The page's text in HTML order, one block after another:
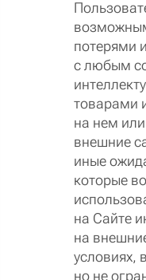
потерями
с любым
товарами
на нем
внешние
иные
которые
на Сайте
на
условиях,
но не